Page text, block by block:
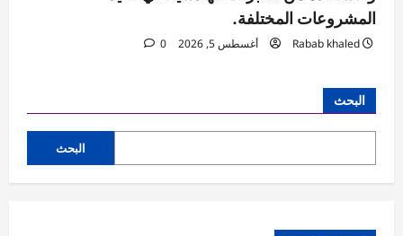
المشروعات المختلفة.
Rabab khaled أغسطس 5, 2026 0
البحث
البحث